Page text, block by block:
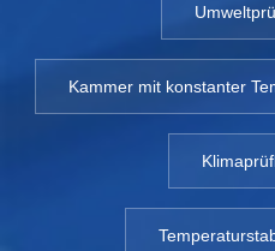
Kammer mit konstanter